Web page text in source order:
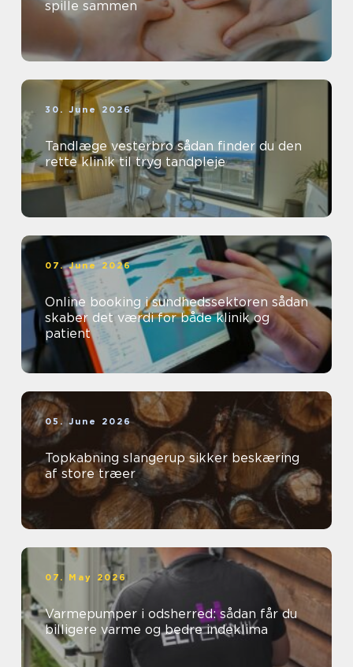
spille sammen
30. June 2026
Tandlæge vesterbro sådan finder du den
rette klinik til tryg tandpleje
07. June 2026
Online booking i sundhedssektoren sådan
skaber det værdi for både klinik og
patient
05. June 2026
Topkabning slangerup sikker beskæring
af store træer
07. May 2026
Varmepumper i odsherred: sådan får du
billigere varme og bedre indeklima